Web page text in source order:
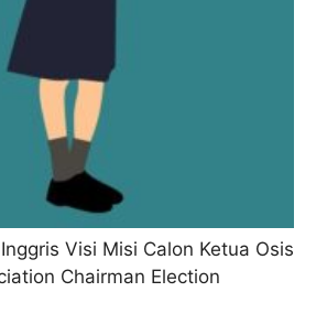
Visi Misi Calon Ketua Osis
Chairman Election